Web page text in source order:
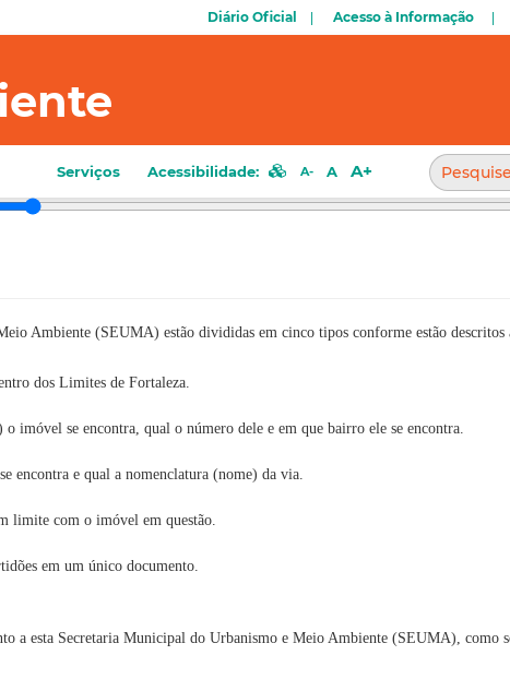
Diário Oficial Acesso à Informação
Serviços Acessibilidade: A- A A+
Ambiente (SEUMA) estão divididas em cinco tipos conforme estão descritos
dos Limites de Fortaleza.
imóvel se encontra, qual o número dele e em que bairro ele se encontra.
encontra e qual a nomenclatura (nome) da via.
limite com o imóvel em questão.
em um único documento.
a esta Secretaria Municipal do Urbanismo e Meio Ambiente (SEUMA), como